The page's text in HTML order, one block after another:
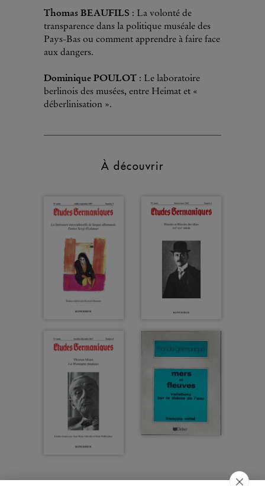
Thomas BEAUFILS : La volonté de
transparence dans la politique muséale des
Pays-Bas ou comment apprendre à faire face
aux dangers.
Dominique POULOT : Le laboratoire
berlinois des musées, entre Heimat et «
déberlinisation ».
À découvrir